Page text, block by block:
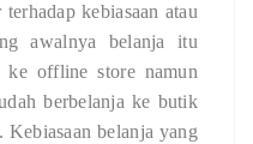
kebiasaan atau
awalnya belanja itu
ke offline store namun
berbelanja ke butik
belanja yang